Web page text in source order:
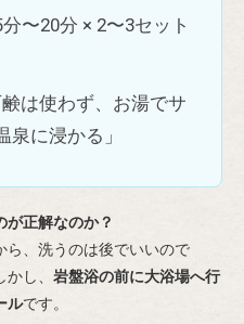
分〜20分 × 2〜3セット
は使わず、お湯でサ
泉に浸かる」
が正解なのか？
ら、洗うのは後でいいので
し、 岩盤浴の前に大浴場へ行
ルです。